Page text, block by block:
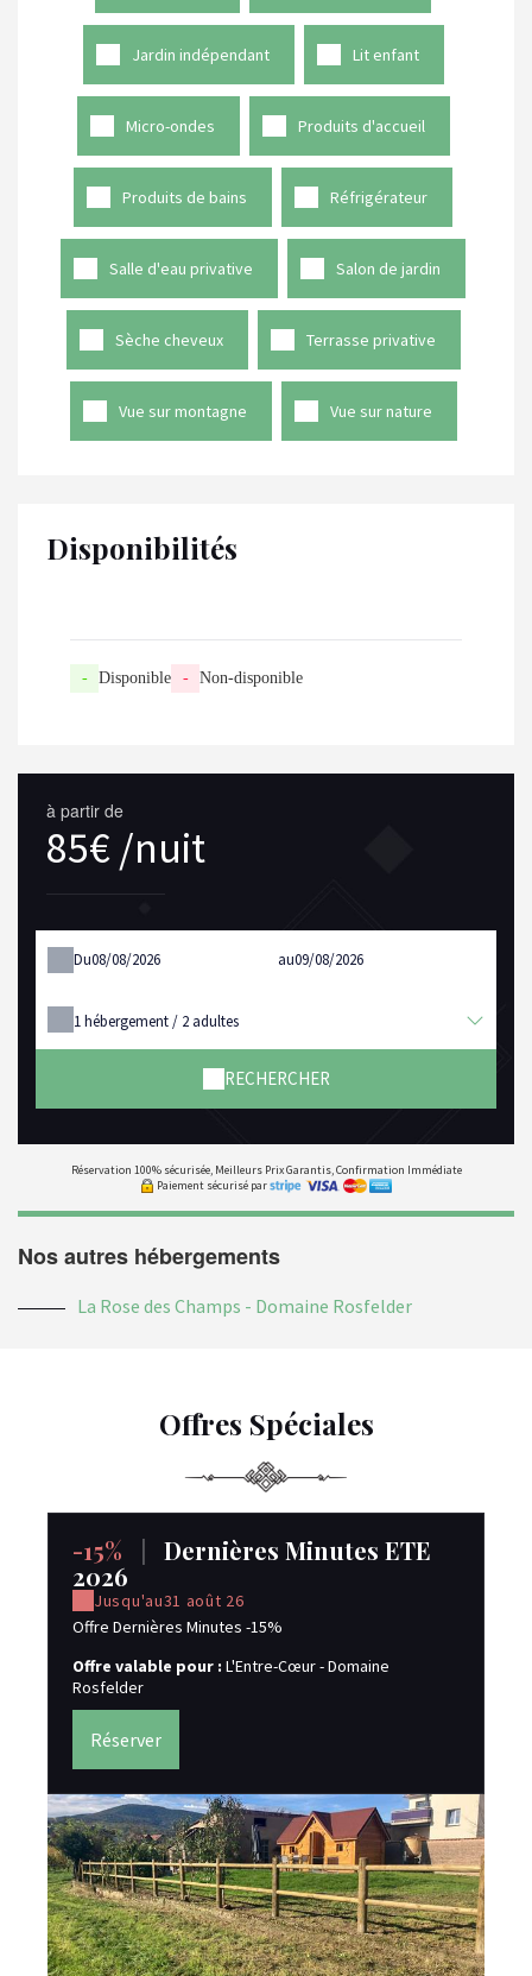
Jardin indépendant Lit enfant
Micro-ondes Produits d'accueil
Produits de bains Réfrigérateur
Salle d'eau privative Salon de jardin
Sèche cheveux Terrasse privative
Vue sur montagne Vue sur nature
Disponibilités
- Disponible - Non-disponible
à partir de
85€ /nuit
Du au
1hébergement / 2 adultes
RECHERCHER
Réservation 100% sécurisée, Meilleurs Prix Garantis, Confirmation Immédiate
Paiement sécurisé par
Nos autres hébergements
La Rose des Champs - Domaine Rosfelder
Offres Spéciales
-15%
Dernières Minutes ETE
2026
Jusqu'au31 août 26
Offre Dernières Minutes -15%
Offre valable pour : L'Entre-Cœur - Domaine
Rosfelder
Réserver